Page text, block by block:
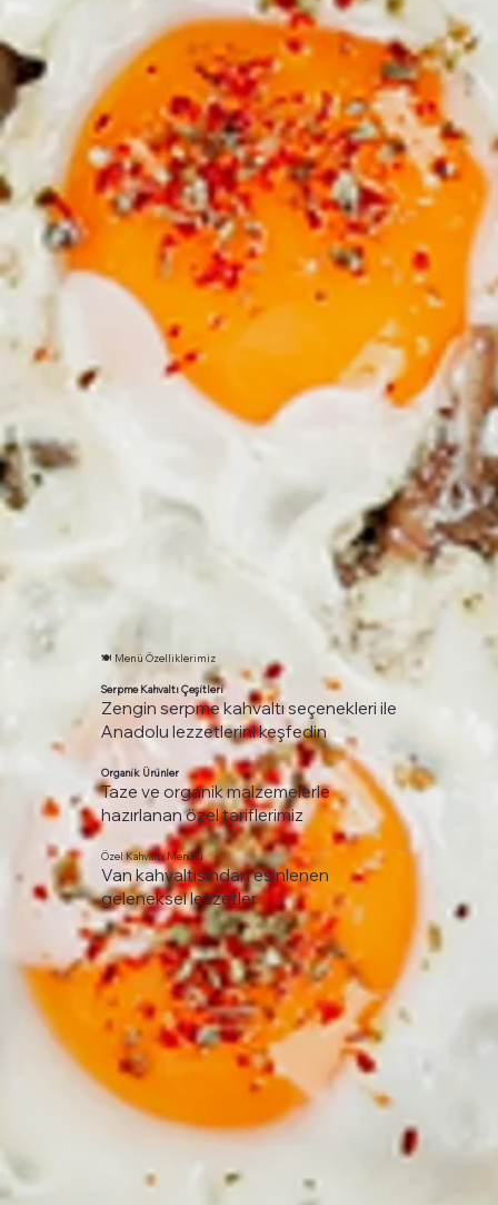
🍽️ Menü Özelliklerimiz
Serpme Kahvaltı Çeşitleri
Zengin serpme kahvaltı seçenekleri ile
Anadolu lezzetlerini keşfedin
Organik Ürünler
Taze ve organik malzemelerle
hazırlanan özel tariflerimiz
Özel Kahvaltı Menüsü
Van kahvaltısından esinlenen
geleneksel lezzetler